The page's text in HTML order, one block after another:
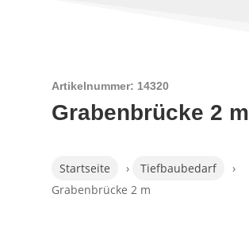
Artikelnummer: 14320
Grabenbrücke 2 m
Startseite › Tiefbaubedarf
›
Grabenbrücke 2 m